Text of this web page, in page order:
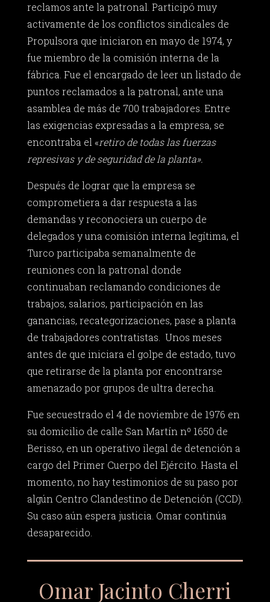
reclamos ante la patronal. Participó muy
activamente de los conflictos sindicales de
Propulsora que iniciaron en mayo de 1974, y
fue miembro de la comisión interna de la
fábrica. Fue el encargado de leer un listado de
puntos reclamados a la patronal, ante una
asamblea de más de 700 trabajadores. Entre
las exigencias expresadas a la empresa, se
encontraba el «retiro de todas las fuerzas
represivas y de seguridad de la planta».
Después de lograr que la empresa se
comprometiera a dar respuesta a las
demandas y reconociera un cuerpo de
delegados y una comisión interna legítima, el
Turco participaba semanalmente de
reuniones con la patronal donde
continuaban reclamando condiciones de
trabajos, salarios, participación en las
ganancias, recategorizaciones, pase a planta
de trabajadores contratistas. Unos meses
antes de que iniciara el golpe de estado, tuvo
que retirarse de la planta por encontrarse
amenazado por grupos de ultra derecha.
Fue secuestrado el 4 de noviembre de 1976 en
su domicilio de calle San Martín nº 1650 de
Berisso, en un operativo ilegal de detención a
cargo del Primer Cuerpo del Ejército. Hasta el
momento, no hay testimonios de su paso por
algún Centro Clandestino de Detención (CCD).
Su caso aún espera justicia. Omar continúa
desaparecido.
Omar Jacinto Cherri